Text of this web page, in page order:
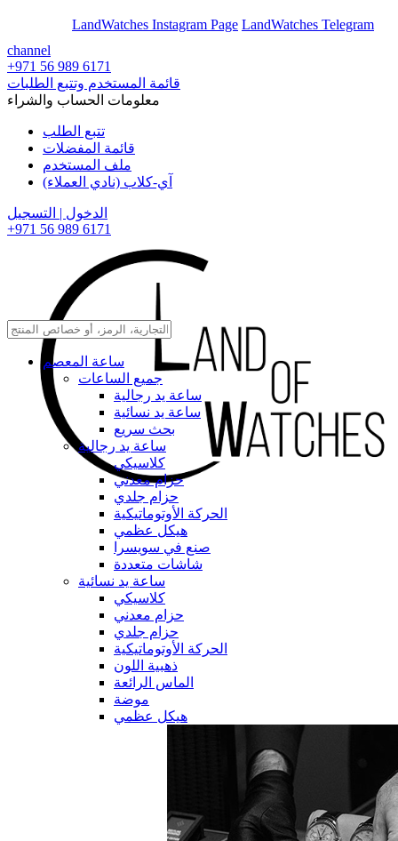
LandWatches Instagram Page LandWatches Telegram
channel
+971 56 989 6171
قائمة المستخدم وتتبع الطلبات
معلومات الحساب والشراء
تتبع الطلب
قائمة المفضلات
ملف المستخدم
آي-كلاب (نادي العملاء)
الدخول | التسجيل
+971 56 989 6171
ساعة المعصم
جميع الساعات
ساعة يد رجالية
ساعة يد نسائية
بحث سريع
ساعة يد رجالية
كلاسيكي
حزام معدني
حزام جلدي
الحركة الأوتوماتيكية
هيكل عظمي
صنع في سويسرا
شاشات متعددة
ساعة يد نسائية
كلاسيكي
حزام معدني
حزام جلدي
الحركة الأوتوماتيكية
ذهبية اللون
الماس الرائعة
موضة
هيكل عظمي